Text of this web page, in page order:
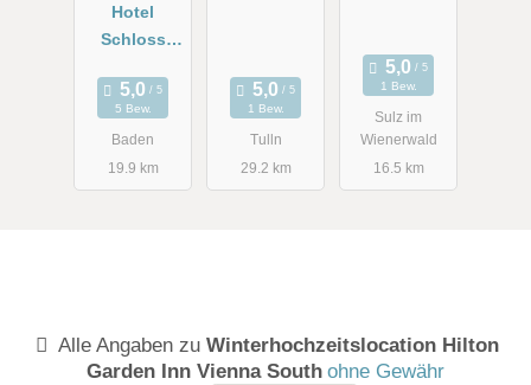
Hotel
Schloss
5 Bew.
Baden
19.9 km
1 Bew.
Tulln
29.2 km
1 Bew.
Sulz im
Wienerwald
16.5 km
Alle Angaben zuWinterhochzeitslocation Hilton
Garden Inn Vienna South ohne Gewähr